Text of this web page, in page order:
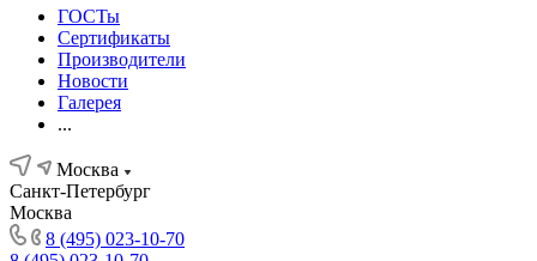
ГОСТы
Сертификаты
Производители
Новости
Галерея
...
Москва
Санкт-Петербург
Москва
8 (495) 023-10-70